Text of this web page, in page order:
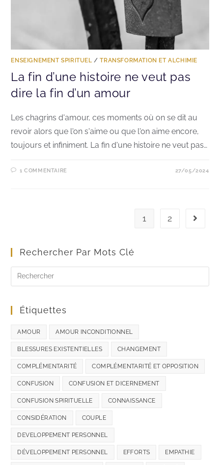
ENSEIGNEMENT SPIRITUEL /TRANSFORMATION ET ALCHIMIE
La fin d’une histoire ne veut pas
dire la fin d’un amour
Les chagrins d'amour, ces moments où on se dit au
revoir alors que l'on s'aime ou que l'on aime encore,
toujours et infiniment. La fin d'une histoire ne veut pas…
1 COMMENTAIRE 27/05/2024
1 2
Rechercher Par Mots Clé
Étiquettes
AMOUR AMOUR INCONDITIONNEL
BLESSURES EXISTENTIELLES CHANGEMENT
COMPLÉMENTARITÉ COMPLÉMENTARITÉ ET OPPOSITION
CONFUSION CONFUSION ET DICERNEMENT
CONFUSION SPIRITUELLE CONNAISSANCE
CONSIDÉRATION COUPLE
DEVELOPPEMENT PERSONNEL
DÉVELOPPEMENT PERSONNEL EFFORTS EMPATHIE